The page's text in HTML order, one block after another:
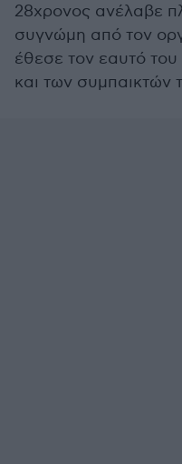
28χρονος ανέλαβε
συγνώμη από τον
έθεσε τον εαυτό
και των συμπαικτών